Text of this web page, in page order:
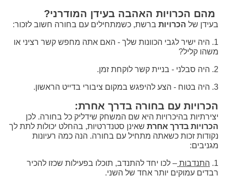
מהם הכרויות האהבה בעידן המודרני?
בעידן של הכרויות ברשת, כשמתחילים עם בחורה חשוב לזכור:
1. היה ישיר לגבי הכוונות שלך - האם אתה מחפש קשר רציני או
משהו קליל?
2. היה סבלני - בניית קשר לוקחת זמן.
3. היה בטוח - הצע להיפגש במקום ציבורי בדייט הראשון.
הכרויות עם בחורה בדרך אחרת:
יצירתיות בהיכרויות היא שם המשחק שידליק כל בחורה. לכן
הכרויות בדרך אחרת שאינן סטנדרטיות, בהחלט יכולות לתת לך
נקודות זכות כשאתה מתחיל עם בחורה. הנה כמה רעיונות
מגניבים:
1. התנדבות – לכו יחד להתנדב, תוכלו בפעילות שכזו להכיר
רבדים עמוקים יותר אחד של השני.